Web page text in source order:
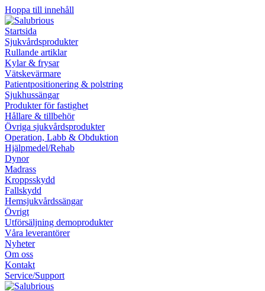
Hoppa till innehåll
Startsida
Sjukvårdsprodukter
Rullande artiklar
Kylar & frysar
Vätskevärmare
Patientpositionering & polstring
Sjukhussängar
Produkter för fastighet
Hållare & tillbehör
Övriga sjukvårdsprodukter
Operation, Labb & Obduktion
Hjälpmedel/Rehab
Dynor
Madrass
Kroppsskydd
Fallskydd
Hemsjukvårdssängar
Övrigt
Utförsäljning demoprodukter
Våra leverantörer
Nyheter
Om oss
Kontakt
Service/Support